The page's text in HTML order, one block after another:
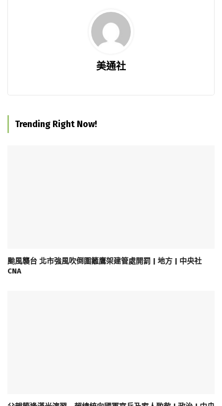
美通社
Trending Right Now!
颱風襲台 北市強風吹倒圍籬鷹架建管處開罰 | 地方 | 中央社
CNA